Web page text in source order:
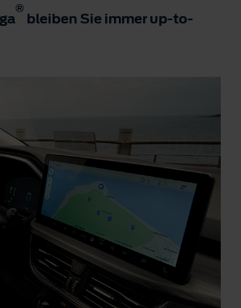
® bleiben Sie immer up-to-